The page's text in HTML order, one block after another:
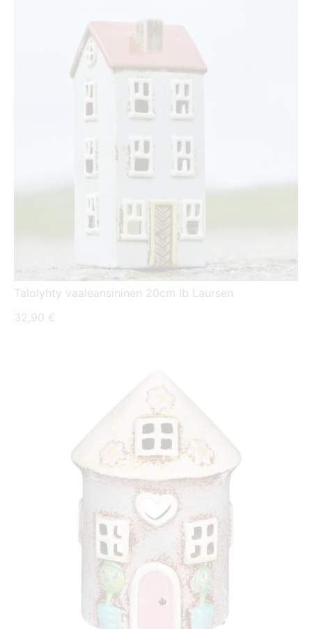
Talolyhty vaaleansininen 20cm Ib Laursen
32,90 €